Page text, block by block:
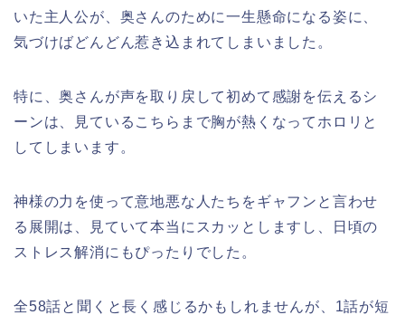
いた主人公が、奥さんのために一生懸命になる姿に、
気づけばどんどん惹き込まれてしまいました。
特に、奥さんが声を取り戻して初めて感謝を伝えるシ
ーンは、見ているこちらまで胸が熱くなってホロリと
してしまいます。
神様の力を使って意地悪な人たちをギャフンと言わせ
る展開は、見ていて本当にスカッとしますし、日頃の
ストレス解消にもぴったりでした。
全58話と聞くと長く感じるかもしれませんが、1話が短